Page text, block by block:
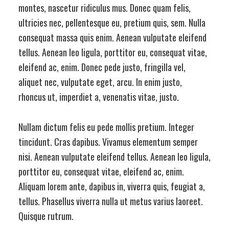
montes, nascetur ridiculus mus. Donec quam felis,
ultricies nec, pellentesque eu, pretium quis, sem. Nulla
consequat massa quis enim. Aenean vulputate eleifend
tellus. Aenean leo ligula, porttitor eu, consequat vitae,
eleifend ac, enim. Donec pede justo, fringilla vel,
aliquet nec, vulputate eget, arcu. In enim justo,
rhoncus ut, imperdiet a, venenatis vitae, justo.
Nullam dictum felis eu pede mollis pretium. Integer
tincidunt. Cras dapibus. Vivamus elementum semper
nisi. Aenean vulputate eleifend tellus. Aenean leo ligula,
porttitor eu, consequat vitae, eleifend ac, enim.
Aliquam lorem ante, dapibus in, viverra quis, feugiat a,
tellus. Phasellus viverra nulla ut metus varius laoreet.
Quisque rutrum.